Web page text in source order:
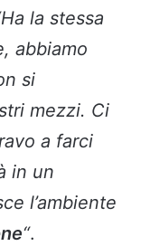
la stessa
abbiamo
si
mezzi. Ci
a farci
in un
l’ambiente
“.